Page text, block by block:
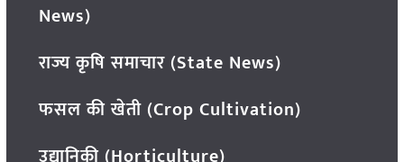
News)
राज्य कृषि समाचार (State News)
फसल की खेती (Crop Cultivation)